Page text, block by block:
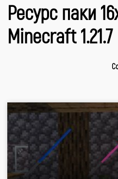
Ресурс паки
Minecraft 1.21.7